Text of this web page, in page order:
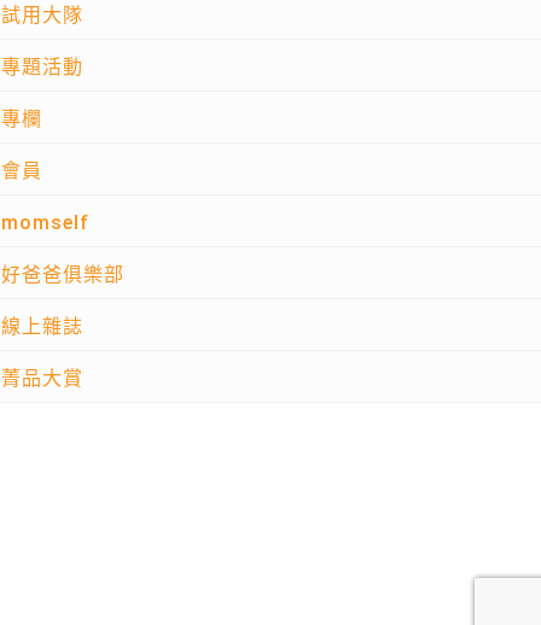
試用大隊
專題活動
專欄
會員
momself
好爸爸俱樂部
線上雜誌
菁品大賞